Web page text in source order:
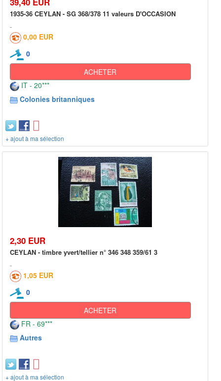
1935-36 CEYLAN - SG 368/378 11 valeurs D'OCCASION
0,00 EUR
0
ACHETER
IT - 20***
Colonies britanniques
+ ajout à ma sélection
2,30 EUR
CEYLAN - timbre yvert/tellier n° 346 348 359/61 3
1,05 EUR
0
ACHETER
FR - 69***
Autres
+ ajout à ma sélection